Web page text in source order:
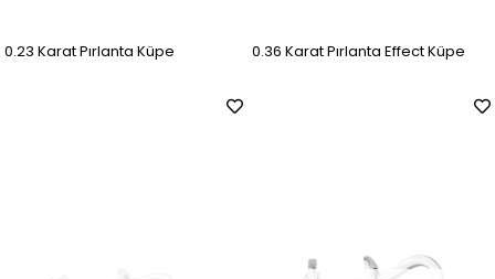
0.23 Karat Pırlanta Küpe 0.36 Karat Pırlanta Effect Küpe